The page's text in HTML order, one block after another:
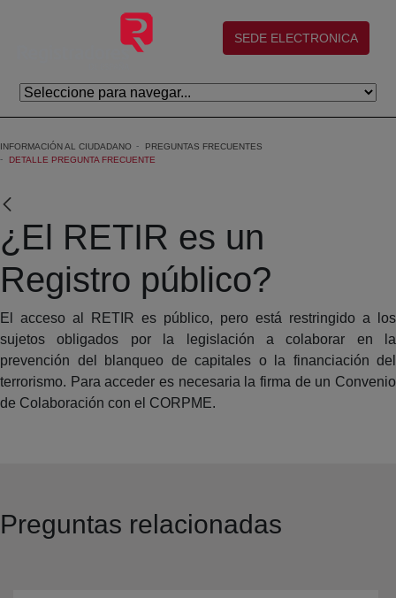
Skip to Main Content
(abre en nueva ventana)
SEDE ELECTRONICA
INFORMACIÓN AL CIUDADANO
PREGUNTAS FRECUENTES
DETALLE PREGUNTA FRECUENTE
¿El RETIR es un
Registro público?
El acceso al RETIR es público, pero está restringido a los
sujetos obligados por la legislación a colaborar en la
prevención del blanqueo de capitales o la financiación del
terrorismo. Para acceder es necesaria la firma de un Convenio
de Colaboración con el CORPME.
Preguntas relacionadas